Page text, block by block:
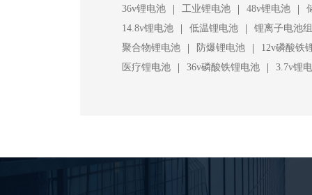
36v锂电池
工业锂电池 48v锂电池
14.8v锂电池
低温锂电池
锂离子电池组
聚合物锂电池
防爆锂电池
12v磷酸铁
医疗锂电池
36v磷酸铁锂电池 3.7v锂